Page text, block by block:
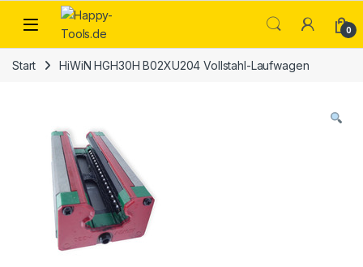
Skip to navigation
Skip to content
Open 0
Start HiWiN HGH30H B02XU204 Vollstahl-Laufwagen